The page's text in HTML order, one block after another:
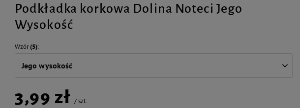
Podkładka korkowa Dolina Noteci Jego
Wysokość
Wzór(5)
Jego wysokość
3,99 zł /szt.